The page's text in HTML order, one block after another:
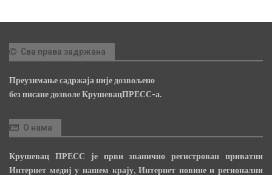
Сва права задржана
Преузимање садржаја није дозвољено
без писане дозволе КрушевацПРЕСС-а.
О нама
Крушевац ПРЕСС је први званично регистрован приватни
Интернет медиј у нашем крају, Интернет новине и регионални